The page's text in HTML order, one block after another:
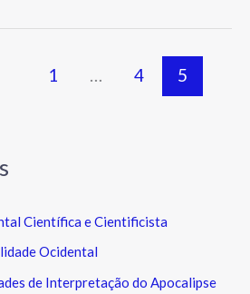
1 … 4 5
Científica e Cientificista
Ocidental
de Interpretação do Apocalipse